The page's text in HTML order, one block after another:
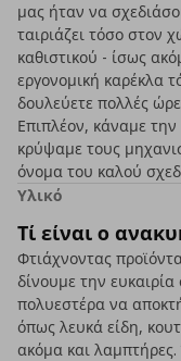
μας ήταν να
ταιριάζει τόσο στον
καθιστικού - ίσως
εργονομική καρέκλα
δουλεύετε πολλές
Επιπλέον, κάναμε
κρύψαμε τους
όνομα του καλού
Υλικό
Τί είναι ο
Φτιάχνοντας
δίνουμε την
πολυεστέρα να
όπως λευκά είδη,
ακόμα και